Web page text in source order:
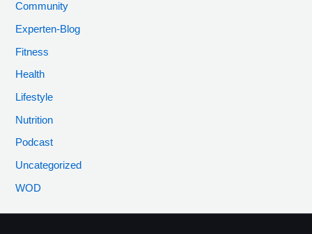
n
a
c
h
:
Community
Experten-Blog
Fitness
Health
Lifestyle
Nutrition
Podcast
Uncategorized
WOD